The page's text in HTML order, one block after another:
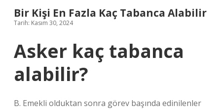
Bir Kişi En Fazla Kaç Tabanca Alabilir
Tarih: Kasım 30, 2024
Asker kaç tabanca
alabilir?
B. Emekli olduktan sonra görev başında edinilenler